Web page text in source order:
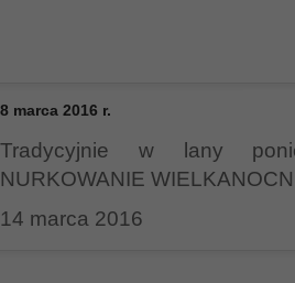
marca 2016 r.
Tradycyjnie w lany
NURKOWANIE
14 marca 2016